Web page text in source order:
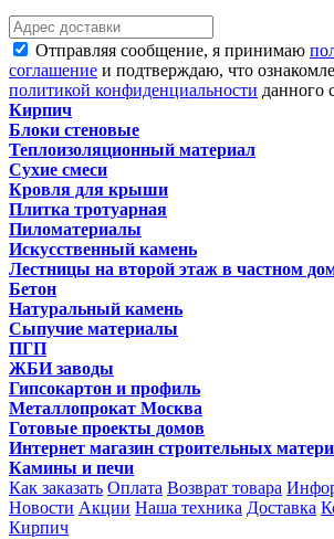
Отправляя сообщение, я принимаю
соглашение и подтверждаю, что
политикой конфиденциальности данного
Кирпич
Блоки стеновые
Теплоизоляционный материал
Сухие смеси
Кровля для крыши
Плитка тротуарная
Пиломатериалы
Искусственный камень
Лестницы на второй этаж в частном
Бетон
Натуральный камень
Сыпучие материалы
ПГП
ЖБИ заводы
Гипсокартон и профиль
Металлопрокат Москва
Готовые проекты домов
Интернет магазин строительных
Камины и печи
Как заказать Оплата Возврат товара
Новости Акции Наша техника Доставка
Кирпич